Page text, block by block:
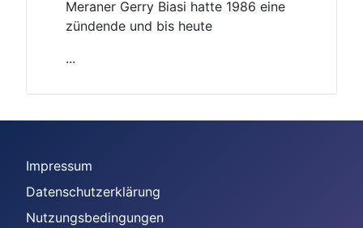
Meraner Gerry Biasi hatte 1986 eine
zündende und bis heute
...
Impressum
Datenschutzerklärung
Nutzungsbedingungen